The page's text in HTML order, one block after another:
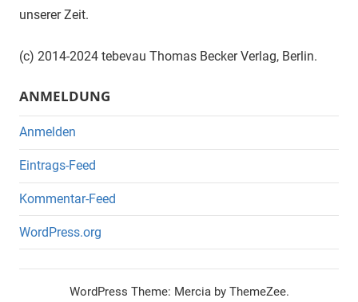
unserer Zeit.
(c) 2014-2024 tebevau Thomas Becker Verlag, Berlin.
ANMELDUNG
Anmelden
Eintrags-Feed
Kommentar-Feed
WordPress.org
WordPress Theme: Mercia by ThemeZee.